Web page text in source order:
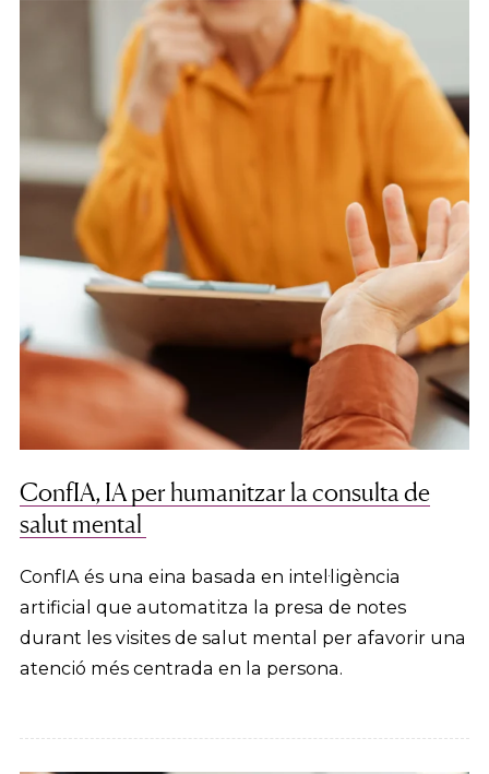
ConfIA, IA per humanitzar la consulta de
salut mental
ConfIA és una eina basada en intel·ligència
artificial que automatitza la presa de notes
durant les visites de salut mental per afavorir una
atenció més centrada en la persona.